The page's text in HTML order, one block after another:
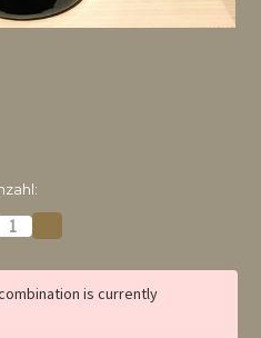
von
Réserve
Vieillie
en
is currently